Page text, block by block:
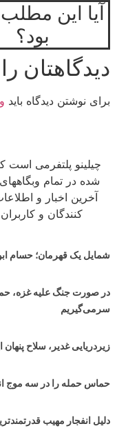
آیا این
بود؟
دیدگاهتان
برای نوشتن دیدگاه باید
چیلینو پلتفرمی است
شده در تمام
آخرین اخبار و
کنندگان و
شمایل یک قهرمان؛ حسام
در صورت جنگ علیه غزه،
سرمی‌گیریم
زیردریایی غدیر، سلاح پنهان
حماس حمله را در سه موج
دلیل انفجار مهیب